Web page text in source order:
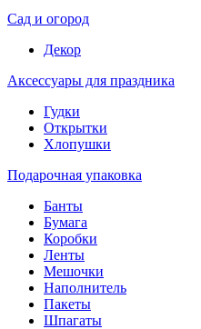
Сад и огород
Декор
Аксессуары для праздника
Гудки
Открытки
Хлопушки
Подарочная упаковка
Банты
Бумага
Коробки
Ленты
Мешочки
Наполнитель
Пакеты
Шпагаты